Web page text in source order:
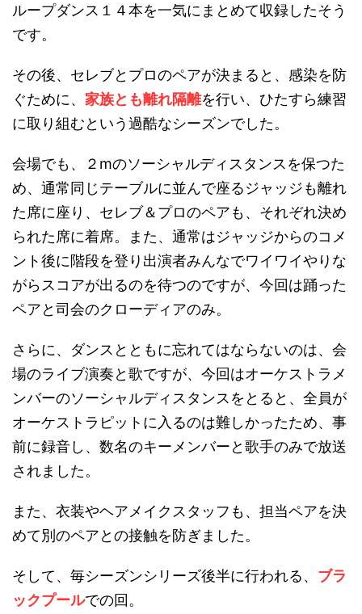
ループダンス１４本を一気にまとめて収録したそう
です。
その後、セレブとプロのペアが決まると、感染を防
ぐために、 家族とも離れ隔離を行い、ひたすら練習
に取り組むという過酷なシーズンでした。
会場でも、２mのソーシャルディスタンスを保つた
め、通常同じテーブルに並んで座るジャッジも離れ
た席に座り、セレブ＆プロのペアも、それぞれ決め
られた席に着席。また、通常はジャッジからのコメ
ント後に階段を登り出演者みんなでワイワイやりな
がらスコアが出るのを待つのですが、今回は踊った
ペアと司会のクローディアのみ。
さらに、ダンスとともに忘れてはならないのは、会
場のライブ演奏と歌ですが、今回はオーケストラメ
ンバーのソーシャルディスタンスをとると、全員が
オーケストラピットに入るのは難しかったため、事
前に録音し、数名のキーメンバーと歌手のみで放送
されました。
また、衣装やヘアメイクスタッフも、担当ペアを決
めて別のペアとの接触を防ぎました。
そして、毎シーズンシリーズ後半に行われる、 ブラ
ックプールでの回。